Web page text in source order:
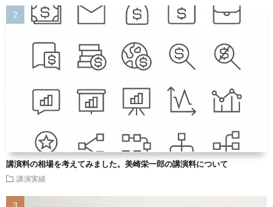
講演料の相場を考えてみました。美崎栄一郎の講演料について
講演実績